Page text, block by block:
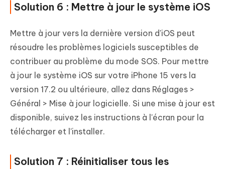
Solution 6 : Mettre à jour le système iOS
Mettre à jour vers la dernière version d'iOS peut
résoudre les problèmes logiciels susceptibles de
contribuer au problème du mode SOS. Pour mettre
à jour le système iOS sur votre iPhone 15 vers la
version 17.2 ou ultérieure, allez dans Réglages >
Général > Mise à jour logicielle. Si une mise à jour est
disponible, suivez les instructions à l'écran pour la
télécharger et l'installer.
Solution 7 : Réinitialiser tous les